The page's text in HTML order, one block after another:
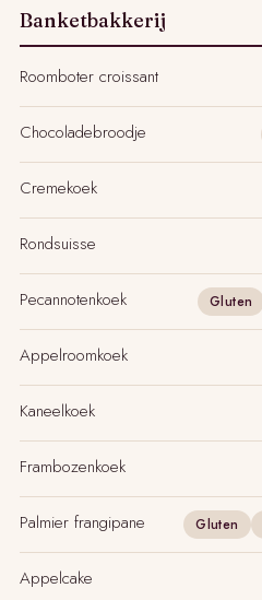
Banketbakkerij
Roomboter croissant
Chocoladebroodje
Cremekoek
Rondsuisse
Pecannotenkoek Gluten
Appelroomkoek
Kaneelkoek
Frambozenkoek
Palmier frangipane Gluten
Appelcake